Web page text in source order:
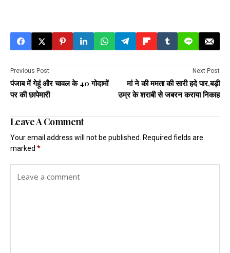
Previous Post
पंजाब में गेहूं और चावल के 40 गोदामों
पर की छापेमारी
Next Post
मां ने की ममता की सारी हदे पार,बड़ी
उम्र के शराबी से जबरन कराया निकाह
Leave A Comment
Your email address will not be published.
Required fields are
marked *